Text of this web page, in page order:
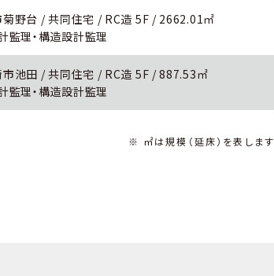
野台 / 共同住宅 / RC造 5F / 2662.01㎡
監理・構造設計監理
池田 / 共同住宅 / RC造 5F / 887.53㎡
監理・構造設計監理
※ ㎡は規模（延床）を表します